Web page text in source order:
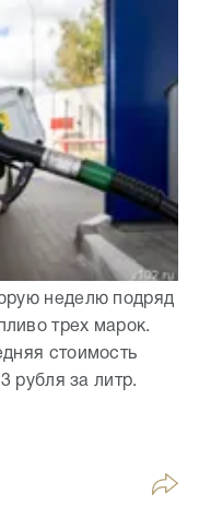
неделю подряд
трех марок.
стоимость
рубля за литр.